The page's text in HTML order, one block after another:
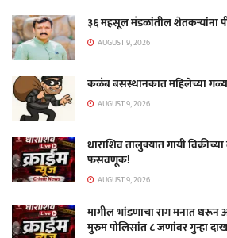
३६ महसूल मंडळांतील शेतकऱ्यांना
AUGUST 9, 2026
कळंब बसस्थानकात महिलेच्या
AUGUST 9, 2026
धाराशिव तालुक्यात गायी
फसवणूक!
AUGUST 9, 2026
मागील भांडणाचा राग मनात
मुरुम पोलिसांत ८ जणांवर गुन्हा